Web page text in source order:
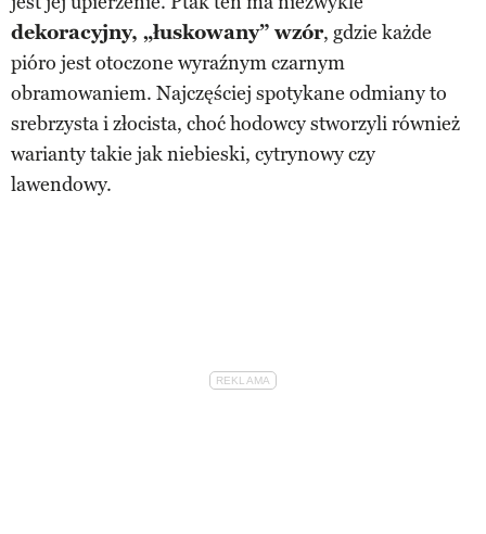
dekoracyjny, „łuskowany” wzór, gdzie każde
pióro jest otoczone wyraźnym czarnym
obramowaniem. Najczęściej spotykane odmiany to
srebrzysta i złocista, choć hodowcy stworzyli również
warianty takie jak niebieski, cytrynowy czy
lawendowy.